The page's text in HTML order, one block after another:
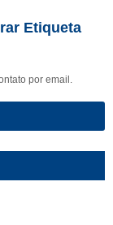
Etiqueta
por email.